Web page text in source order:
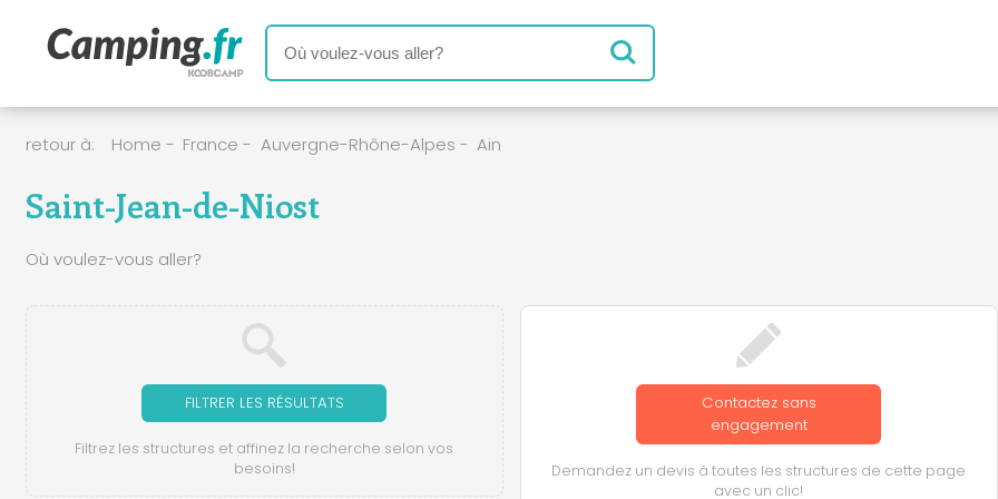
retour à: Home - France - Auvergne-Rhône-Alpes - Ain
Saint-Jean-de-Niost
Où voulez-vous aller?
FILTRER LES RÉSULTATS
Filtrez les structures et affinez la recherche selon vos
besoins!
Contactez sans
engagement
Demandez un devis à toutes les structures de cette page
avec un clic!